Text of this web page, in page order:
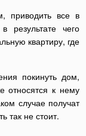
приводить все в
результате чего
квартиру, где
покинуть дом,
относятся к нему
случае получат
так не стоит.